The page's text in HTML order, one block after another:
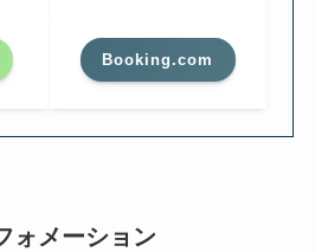
Booking.com
ォメーション